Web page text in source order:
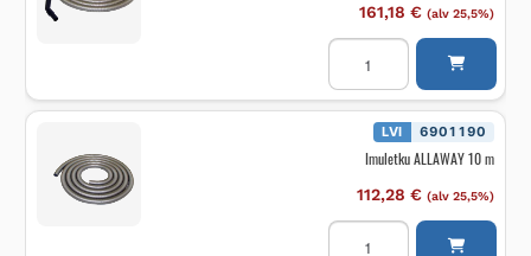
161,18 € (alv 25,5%)
Imuletkuasennelma
ALLAWAY
m,
Imurasiakäynnistys
määrä LVI 6901190
Imuletku ALLAWAY 10 m
112,28 € (alv 25,5%)
Imuletku
ALLAWAY